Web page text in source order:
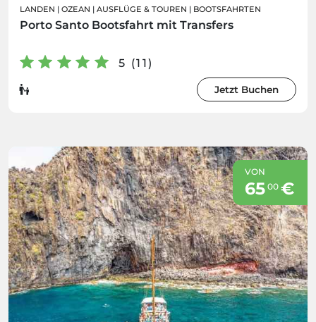
LANDEN | OZEAN | AUSFLÜGE & TOUREN | BOOTSFAHRTEN
Porto Santo Bootsfahrt mit Transfers
5 (11)
Jetzt Buchen
VON
65 00€